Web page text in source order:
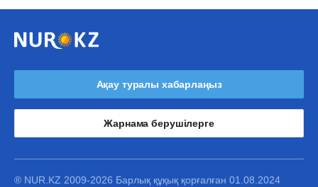
Ақау туралы хабарлаңыз
Жарнама берушілерге
® NUR.KZ 2009-2026 Барлық құқық қорғалған 01.08.2024